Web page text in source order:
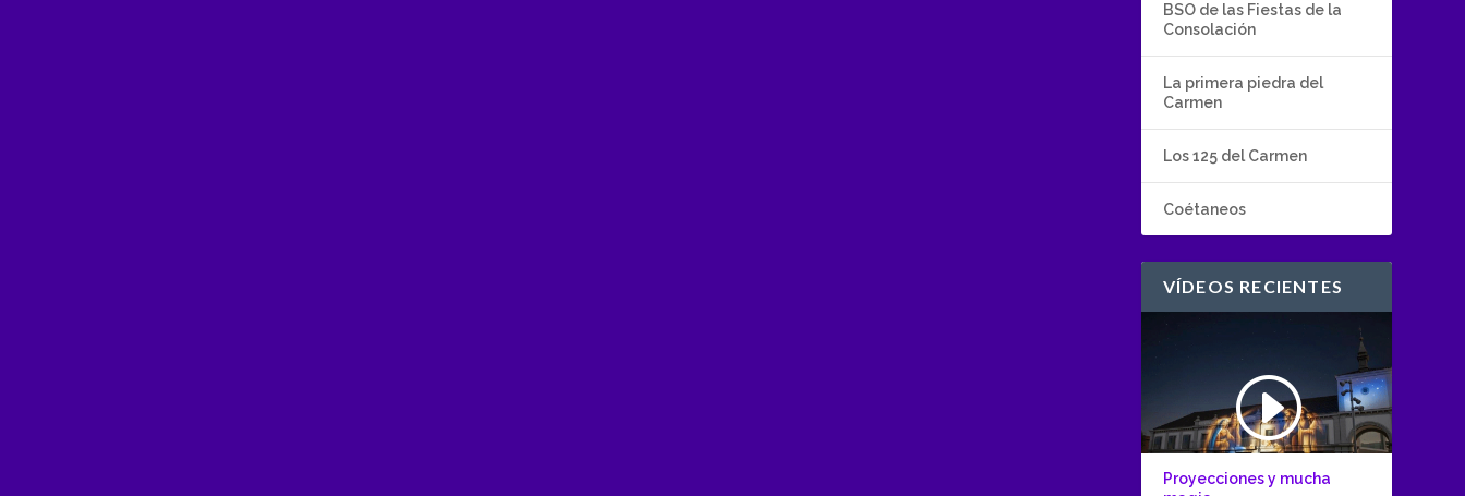
BSO de las Fiestas de la
Consolación
La primera piedra del
Carmen
Los 125 del Carmen
Coétaneos
VÍDEOS RECIENTES
Proyecciones y mucha